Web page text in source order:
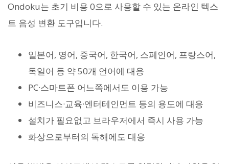
Ondoku는 초기 비용 0으로 사용할 수 있는 온라인 텍스
트 음성 변환 도구입니다.
일본어, 영어, 중국어, 한국어, 스페인어, 프랑스어,
독일어 등 약 50개 언어에 대응
PC·스마트폰 어느쪽에서도 이용 가능
비즈니스·교육·엔터테인먼트 등의 용도에 대응
설치가 필요없고 브라우저에서 즉시 사용 가능
화상으로부터의 독해에도 대응